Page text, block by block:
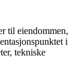
til eiendommen,
i
tekniske